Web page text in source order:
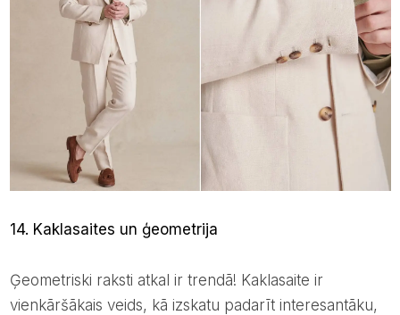
14. Kaklasaites un ģeometrija
Ģeometriski raksti atkal ir trendā! Kaklasaite ir
vienkāršākais veids, kā izskatu padarīt interesantāku,